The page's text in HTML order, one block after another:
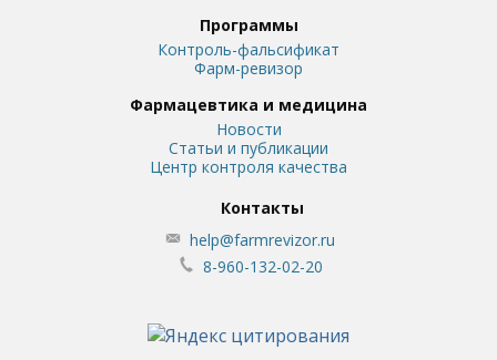
Программы
Контроль-фальсификат
Фарм-ревизор
Фармацевтика и медицина
Новости
Статьи и публикации
Центр контроля качества
Контакты
help@farmrevizor.ru
8-960-132-02-20